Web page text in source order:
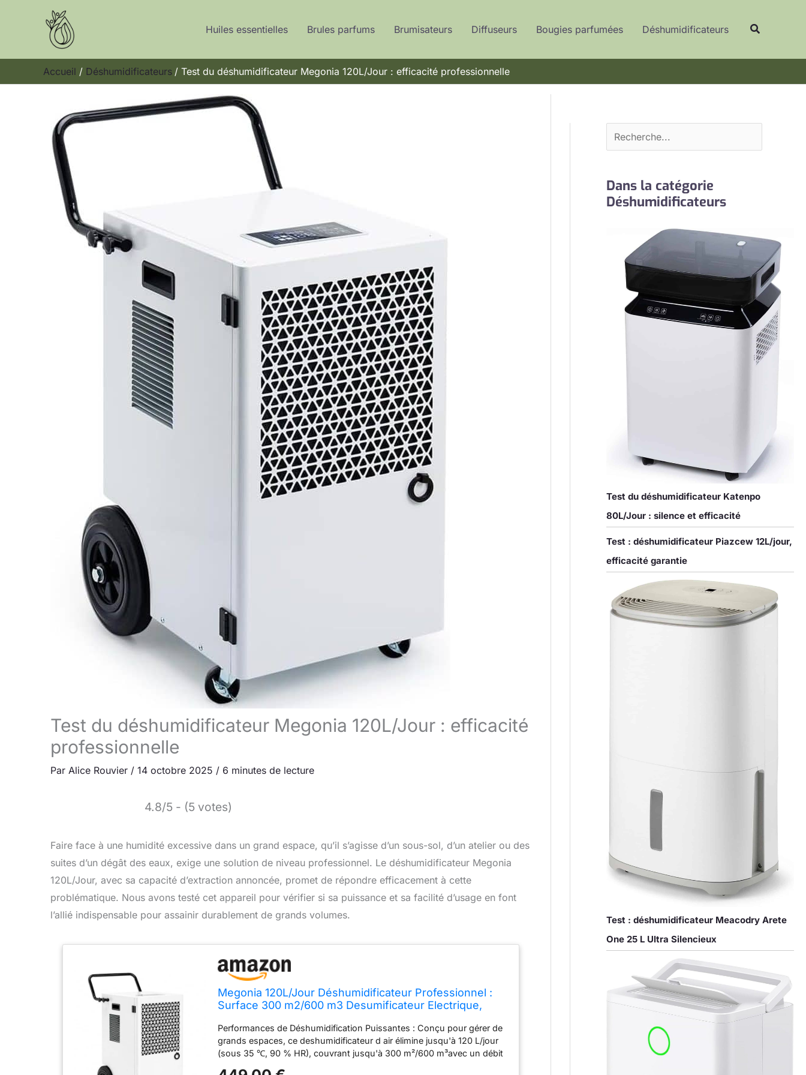
Huiles essentielles Brules parfums Brumisateurs Diffuseurs Bougies parfumées Déshumidificateurs
Accueil Déshumidificateurs Test du déshumidificateur Megonia 120L/Jour : efficacité professionnelle
Test du déshumidificateur Megonia 120L/Jour : efficacité
professionnelle
Par Alice Rouvier / 14 octobre 2025 / 6 minutes de lecture
4.8/5 - (5 votes)
Faire face à une humidité excessive dans un grand espace, qu’il s’agisse d’un sous-sol, d’un atelier ou des
suites d’un dégât des eaux, exige une solution de niveau professionnel. Le déshumidificateur Megonia
120L/Jour, avec sa capacité d’extraction annoncée, promet de répondre efficacement à cette
problématique. Nous avons testé cet appareil pour vérifier si sa puissance et sa facilité d’usage en font
l’allié indispensable pour assainir durablement de grands volumes.
Megonia 120L/Jour Déshumidificateur Professionnel :
Surface 300 m2/600 m3 Desumificateur Electrique,
l'humidité, Avec Réservoir d'eau de 7 L
Performances de Déshumidification Puissantes : Conçu pour gérer de
grands espaces, ce deshumidificateur d air élimine jusqu'à 120 L/jour
(sous 35 ℃, 90 % HR), couvrant jusqu'à 300 m²/600 m³avec un débit
e
e
c
r
Dans la catégorie
Déshumidificateurs
Test du déshumidificateur Katenpo
80L/Jour : silence et efficacité
Test : déshumidificateur Piazcew 12L/jour,
efficacité garantie
Test : déshumidificateur Meacodry Arete
One 25 L Ultra Silencieux